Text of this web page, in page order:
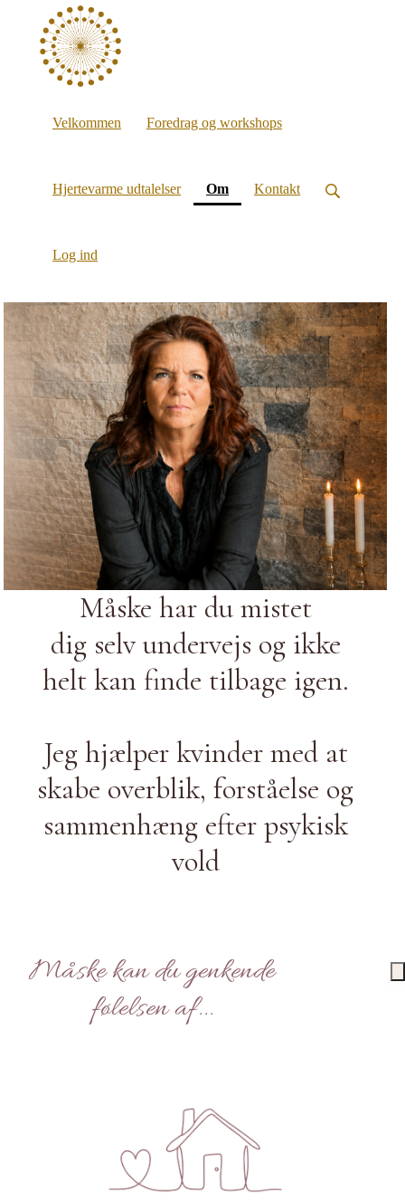
Velkommen Foredrag og workshops
Hjertevarme udtalelser Om(current)
Kontakt
Log ind
Måske har du mistet
dig selv undervejs og ikke
helt kan finde tilbage igen.
Jeg hjælper kvinder med at
skabe overblik, forståelse og
sammenhæng efter psykisk
vold
Måske kan du genkende
følelsen af...